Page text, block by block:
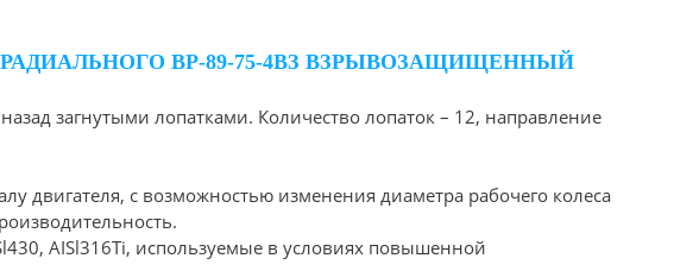
ВР-89-75-4ВЗ ВЗРЫВОЗАЩИЩЕННЫЙ
загнутыми лопатками. Количество лопаток – 12, направление
двигателя, с возможностью изменения диаметра рабочего колеса
AISl316Ti, используемые в условиях повышенной